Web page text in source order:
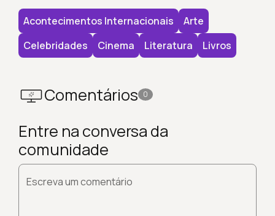
Acontecimentos Internacionais
Arte
Celebridades
Cinema Literatura Livros
Comentários 0
Entre na conversa da
comunidade
Escreva um comentário